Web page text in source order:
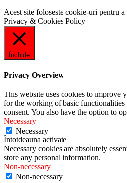
Acest site foloseste cookie-uri pentru
Privacy & Cookies Policy
Închide
Privacy Overview
This website uses cookies to improve
for the working of basic functionalities
consent. You also have the option to
Necessary
Necessary
Întotdeauna activate
Necessary cookies are absolutely
store any personal information.
Non-necessary
Non-necessary